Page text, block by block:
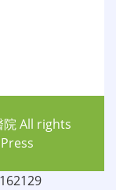
院All rights